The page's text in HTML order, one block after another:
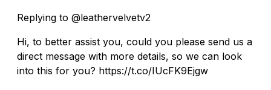
Replying to @leathervelvetv2
Hi, to better assist you, could you please send us a
direct message with more details, so we can look
into this for you? https://t.co/IUcFK9Ejgw